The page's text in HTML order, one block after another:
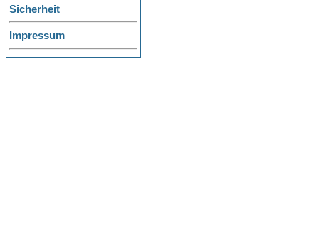
Sicherheit
Impressum